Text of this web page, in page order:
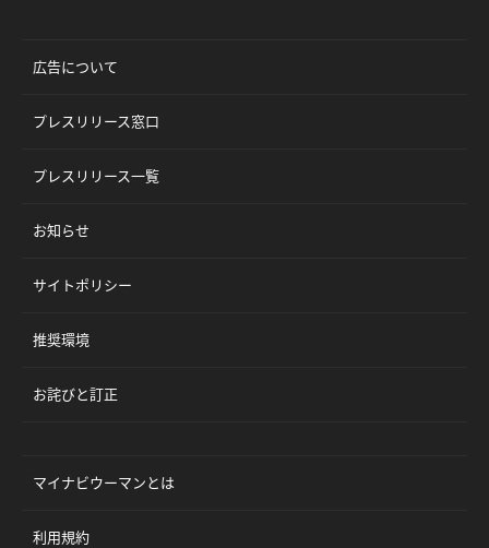
広告について
プレスリリース窓口
プレスリリース一覧
お知らせ
サイトポリシー
推奨環境
お詫びと訂正
マイナビウーマンとは
利用規約